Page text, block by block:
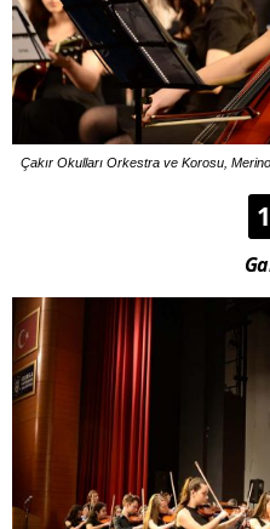
Çakır Okulları Orkestra ve Korosu,